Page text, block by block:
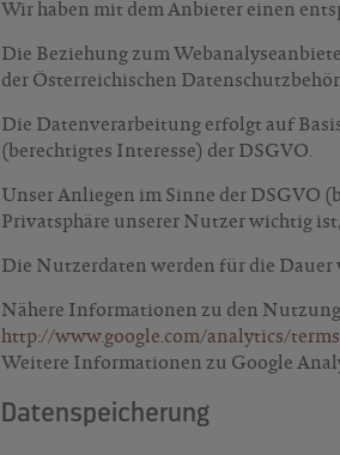
Wir haben mit dem Anbieter einen
Die Beziehung zum
der Österreichischen
Die Datenverarbeitung erfolgt auf
(berechtigtes Interesse) der DSGVO.
Unser Anliegen im Sinne der DSGVO
Privatsphäre unserer Nutzer wichtig
Die Nutzerdaten werden für die
Nähere Informationen zu den
http://www.google.com/analytics/
Weitere Informationen zu Google
Datenspeicherung